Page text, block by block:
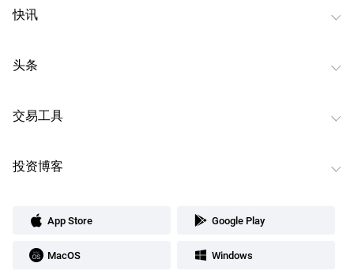
快讯
头条
交易工具
投资博客
App Store Google Play
MacOS Windows